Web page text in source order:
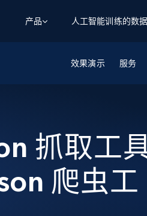
产品
数据源
爬虫工作室
将任何网站转化
数据集
领英 电商 社
人工智能训练的数
内容
训练人形机
数据集
智能体 WEB 执行
让智能体浏览网
亮数据 MCP
站式工具包，全
数据源
数据集
缓存速递
案例研究
网络研讨会
代理位置
效果演示 服务
抓取工
爬虫工